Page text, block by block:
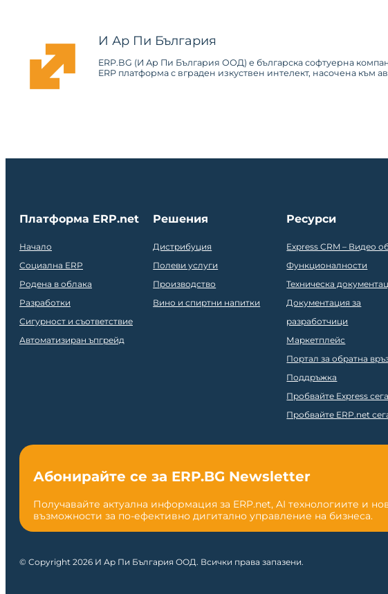
И Ар Пи България
ERP.BG (И Ар Пи България ООД) е българска софтуерна
ERP платформа с вграден изкуствен интелект, насочена
Платформа ERP.net
Начало
Социална ERP
Родена в облака
Разработки
Сигурност и съответствие
Автоматизиран ъпгрейд
Решения
Дистрибуция
Полеви услуги
Производство
Вино и спиртни напитки
Ресурси
Express CRM – Видео
Функционалности
Техническа
Документация за
разработчици
Маркетплейс
Портал за обратна
Поддръжка
Пробвайте Express сега
Пробвайте ERP.net
Абонирайте се за ERP.BG Newsletter
Получавайте актуална информация за ERP.net, AI технологиите и
възможности за по-ефективно дигитално управление на бизнеса.
© Copyright 2026 И Ар Пи България ООД. Всички права запазени.